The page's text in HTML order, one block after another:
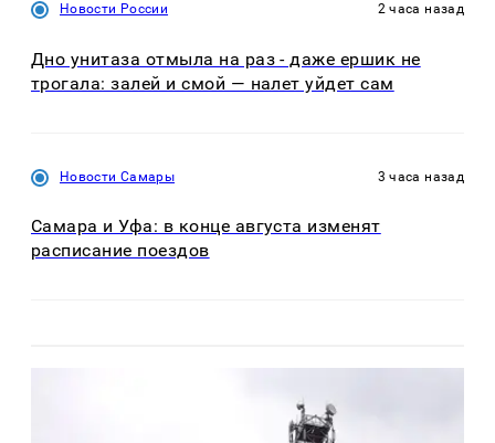
Новости России 2 часа назад
Дно унитаза отмыла на раз - даже ершик не
трогала: залей и смой — налет уйдет сам
Новости Самары 3 часа назад
Самара и Уфа: в конце августа изменят
расписание поездов